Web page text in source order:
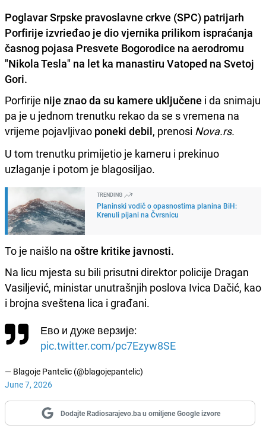
Poglavar Srpske pravoslavne crkve (SPC) patrijarh
Porfirije izvrieđao je dio vjernika prilikom ispraćanja
časnog pojasa Presvete Bogorodice na aerodromu
"Nikola Tesla" na let ka manastiru Vatoped na Svetoj
Gori.
Porfirije nije znao da su kamere uključene i da snimaju
pa je u jednom trenutku rekao da se s vremena na
vrijeme pojavljivao poneki debil, prenosi Nova.rs.
U tom trenutku primijetio je kameru i prekinuo
uzlaganje i potom je blagosiljao.
TRENDING
Planinski vodič o opasnostima planina BiH:
Krenuli pijani na Čvrsnicu
To je naišlo na oštre kritike javnosti.
Na licu mjesta su bili prisutni direktor policije Dragan
Vasiljević, ministar unutrašnjih poslova Ivica Dačić, kao
i brojna sveštena lica i građani.
Ево и дуже верзије:
pic.twitter.com/pc7Ezyw8SE
— Blagoje Pantelic (@blagojepantelic)
June 7, 2026
Dodajte Radiosarajevo.ba u omiljene Google izvore